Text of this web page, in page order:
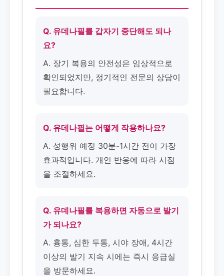
Q. 유데나필를 갑자기 중단해도 되나
요?
A. 장기 복용의 안전성은 임상적으로
확인되었지만, 정기적인 전문의 상담이
필요합니다.
Q. 유데나필는 어떻게 작용하나요?
A. 성행위 예정 30분-1시간 전이 가장
효과적입니다. 개인 반응에 따라 시점
을 조절하세요.
Q. 유데나필를 복용하면 자동으로 발기
가 되나요?
A. 흉통, 심한 두통, 시야 장애, 4시간
이상의 발기 지속 시에는 즉시 응급실
을 방문하세요.